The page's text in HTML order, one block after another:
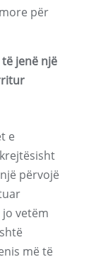
për
jenë një
e
përvojë
vetëm
më të